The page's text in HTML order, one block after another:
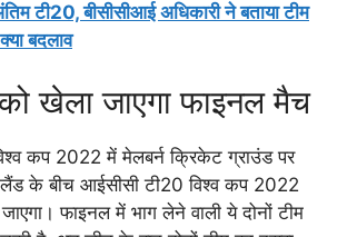
टी20, बीसीसीआई अधिकारी ने बताया टीम
बदलाव
खेला जाएगा फाइनल मैच
कप 2022 में मेलबर्न क्रिकेट ग्राउंड पर
के बीच आईसीसी टी20 विश्व कप 2022
फाइनल में भाग लेने वाली ये दोनों टीम